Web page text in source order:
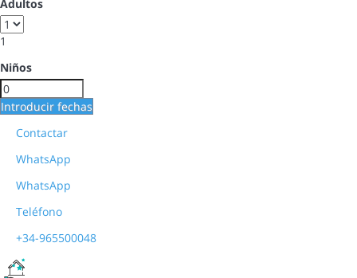
Adultos
1
Niños
Introducir fechas
Contactar
WhatsApp
WhatsApp
Teléfono
+34-965500048